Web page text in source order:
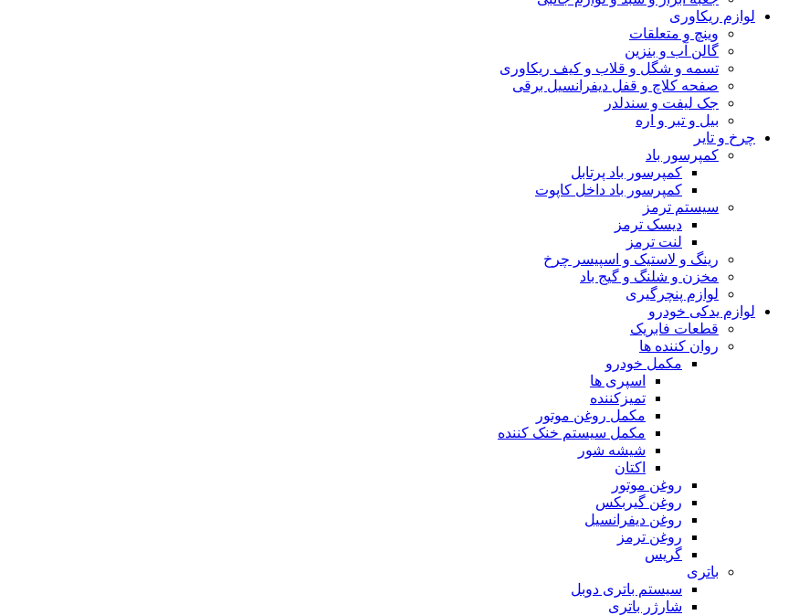
لوازم ریکاوری
وینچ و متعلقات
گالن آب و بنزین
تسمه و شگل و قلاب و کیف ریکاوری
صفحه کلاچ و قفل دیفرانسیل برقی
جک لیفت و سندلدر
بیل و تبر و اره
چرخ و تایر
کمپرسور باد
کمپرسور باد پرتابل
کمپرسور باد داخل کاپوت
سیستم ترمز
دیسک ترمز
لنت ترمز
رینگ و لاستیک و اسپیسر چرخ
مخزن و شلنگ و گیج باد
لوازم پنچرگیری
لوازم یدکی خودرو
قطعات فابریک
روان کننده ها
مکمل خودرو
اسپری ها
تمیزکننده
مکمل روغن موتور
مکمل سیستم خنک کننده
شیشه شور
اکتان
روغن موتور
روغن گیربکس
روغن دیفرانسیل
روغن ترمز
گریس
باتری
سیستم باتری دوبل
شارژر باتری